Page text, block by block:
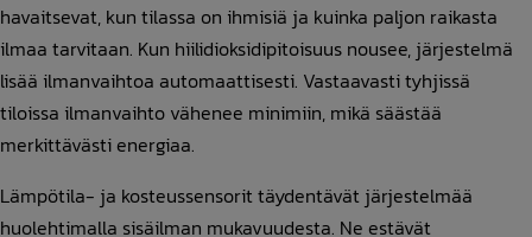
havaitsevat, kun tilassa on ihmisiä ja kuinka paljon raikasta
ilmaa tarvitaan. Kun hiilidioksidipitoisuus nousee, järjestelmä
lisää ilmanvaihtoa automaattisesti. Vastaavasti tyhjissä
tiloissa ilmanvaihto vähenee minimiin, mikä säästää
merkittävästi energiaa.
Lämpötila- ja kosteussensorit täydentävät järjestelmää
huolehtimalla sisäilman mukavuudesta. Ne estävät